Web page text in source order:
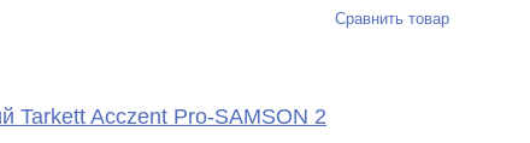
Сравнить товар
Tarkett Acczent Pro-SAMSON 2